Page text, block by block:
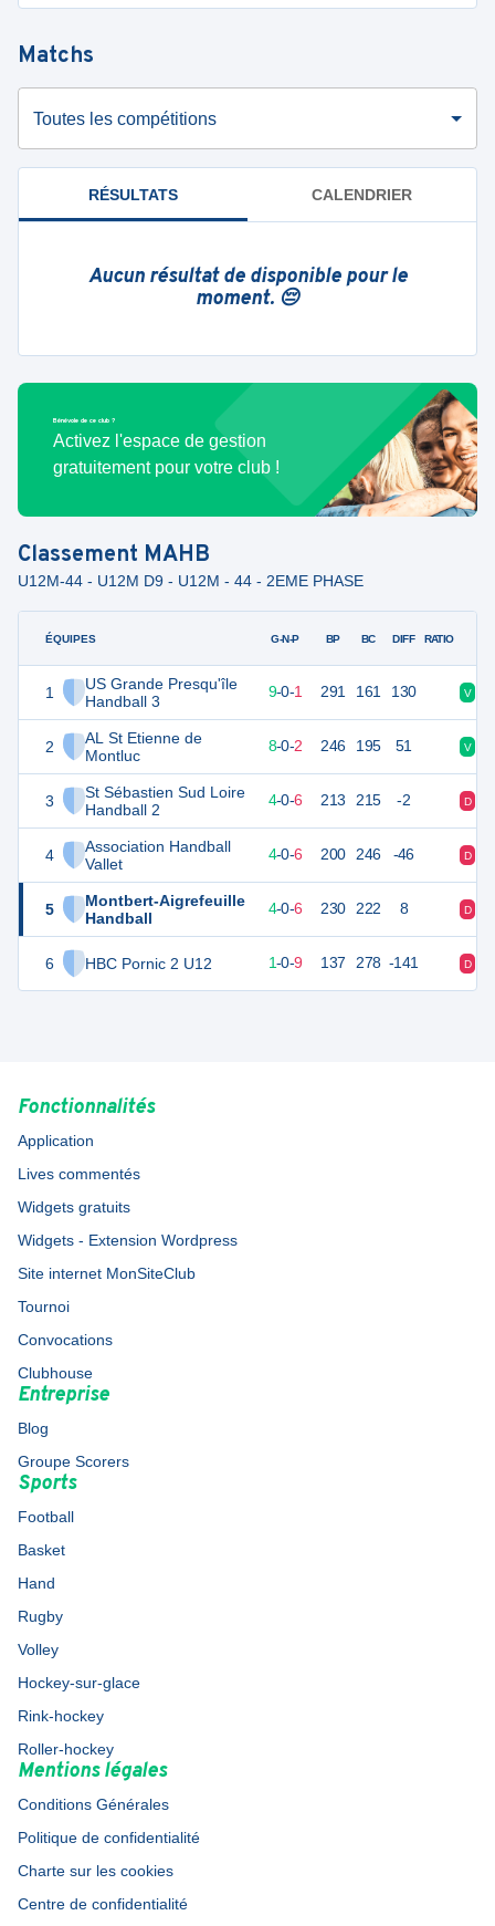
Matchs
Toutes les compétitions
RÉSULTATS CALENDRIER
Aucun résultat de disponible pour le
moment. 😔
Bénévole de ce club ?
Activez l'espace de gestion
gratuitement pour votre club !
Classement MAHB
U12M-44 - U12M D9 - U12M - 44 - 2EME PHASE
ÉQUIPES
1
US Grande Presqu'île
Handball 3
2
AL St Etienne de
Montluc
3
St Sébastien Sud Loire
Handball 2
4
Association Handball
Vallet
5
Montbert-Aigrefeuille
Handball
6 HBC Pornic 2 U12
G-N-P BP BC DIFF RATIO
28 10 9-0-1 291 161 130 V
26 8-0-2 246 195 51 V
18 10 4-0-6 213 215 -2 D
18 10 4-0-6 200 246 -46 D
17 10 4-0-6 230 222 8 D
12 1-0-9 137 278 -141 D
Fonctionnalités
Application
Lives commentés
Widgets gratuits
Widgets - Extension Wordpress
Site internet MonSiteClub
Tournoi
Convocations
Clubhouse
Entreprise
Blog
Groupe Scorers
Sports
Football
Basket
Hand
Rugby
Volley
Hockey-sur-glace
Rink-hockey
Roller-hockey
Mentions légales
Conditions Générales
Politique de confidentialité
Charte sur les cookies
Centre de confidentialité